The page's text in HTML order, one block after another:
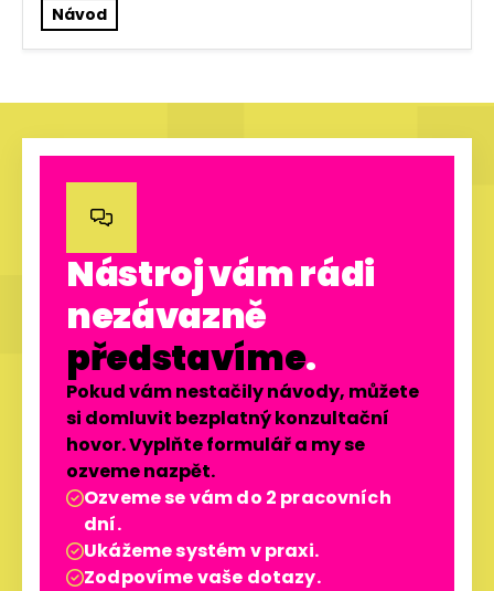
Návod

Nástroj vám rádi
nezávazně
představíme.
Pokud vám nestačily návody, můžete
si domluvit bezplatný konzultační
hovor. Vyplňte formulář a my se
ozveme nazpět.
Ozveme se vám do 2 pracovních
dní.
Ukážeme systém v praxi.
Zodpovíme vaše dotazy.